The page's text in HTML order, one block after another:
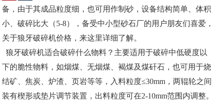
备，由于其成品粒度细，也可用作制砂，设备结构简单、体积
小、破碎比大（5-8），备受中小型砂石厂的用户朋友们喜爱，
关于狼牙破碎机价格，来这里详细了解。
狼牙破碎机适合破碎什么物料？主要适用于破碎中低硬度以
下的脆性物料，如烟煤、无烟煤、褐煤及煤矸石，也可用于烧
结矿、焦炭、炉渣、页岩等等，入料粒度≤30mm，两辊轮之间
装有楔形或垫片调节装置，出料粒度可在2-10mm范围内调整。